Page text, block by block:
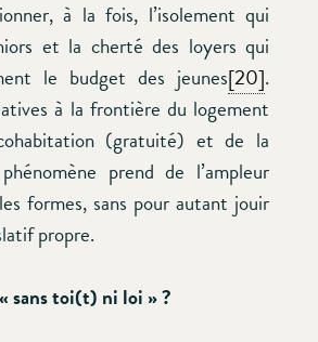
à la fois, l’isolement qui
et la cherté des loyers qui
le budget des jeunes[20].
à la frontière du logement
(gratuité) et de la
prend de l’ampleur
formes, sans pour autant jouir
propre.
sans toi(t) ni loi » ?